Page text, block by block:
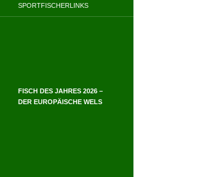
SPORTFISCHERLINKS
FISCH DES JAHRES 2026 –
DER EUROPÄISCHE WELS